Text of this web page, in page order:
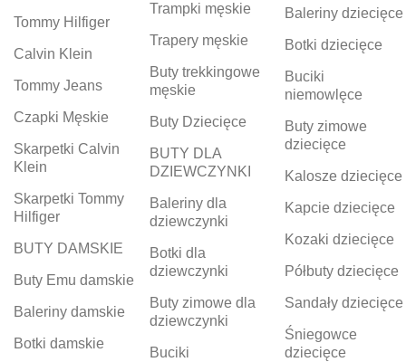
Tommy Hilfiger
Calvin Klein
Tommy Jeans
Czapki Męskie
Skarpetki Calvin
Klein
Skarpetki Tommy
Hilfiger
BUTY DAMSKIE
Buty Emu damskie
Baleriny damskie
Botki damskie
Trampki męskie
Trapery męskie
Buty trekkingowe
męskie
Buty Dziecięce
BUTY DLA
DZIEWCZYNKI
Baleriny dla
dziewczynki
Botki dla
dziewczynki
Buty zimowe dla
dziewczynki
Buciki
Baleriny dziecięce
Botki dziecięce
Buciki
niemowlęce
Buty zimowe
dziecięce
Kalosze dziecięce
Kapcie dziecięce
Kozaki dziecięce
Półbuty dziecięce
Sandały dziecięce
Śniegowce
dziecięce